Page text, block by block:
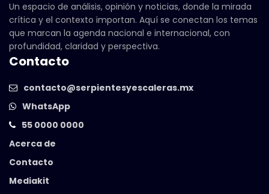
Un espacio de análisis, opinión y noticias, donde la mirada
crítica y el contexto importan. Aquí se conectan los temas
que marcan la agenda nacional e internacional, con
profundidad, claridad y perspectiva.
Contacto
contacto@serpientesyescaleras.mx
WhatsApp
55 0000 0000
Acerca de
Contacto
Mediakit